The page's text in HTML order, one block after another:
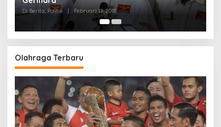
Di Berita, Politik | Februari 19, 2018
Olahraga Terbaru